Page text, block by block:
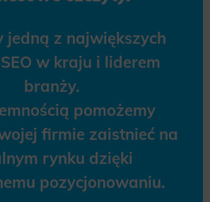
jedną z największych
w kraju i liderem
branży.
pomożemy
firmie zaistnieć na
rynku dzięki
pozycjonowaniu.